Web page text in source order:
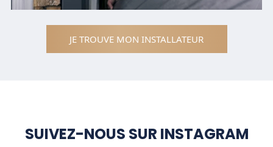
JE TROUVE MON INSTALLATEUR
SUIVEZ-NOUS SUR INSTAGRAM